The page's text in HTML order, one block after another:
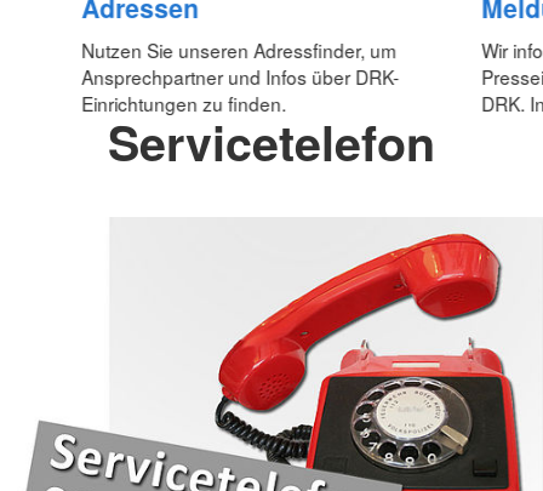
Adressen
Nutzen Sie unseren Adressfinder, um
Ansprechpartner und Infos über DRK-
Einrichtungen zu finden.
Wir
DRK.
Servicetelefon